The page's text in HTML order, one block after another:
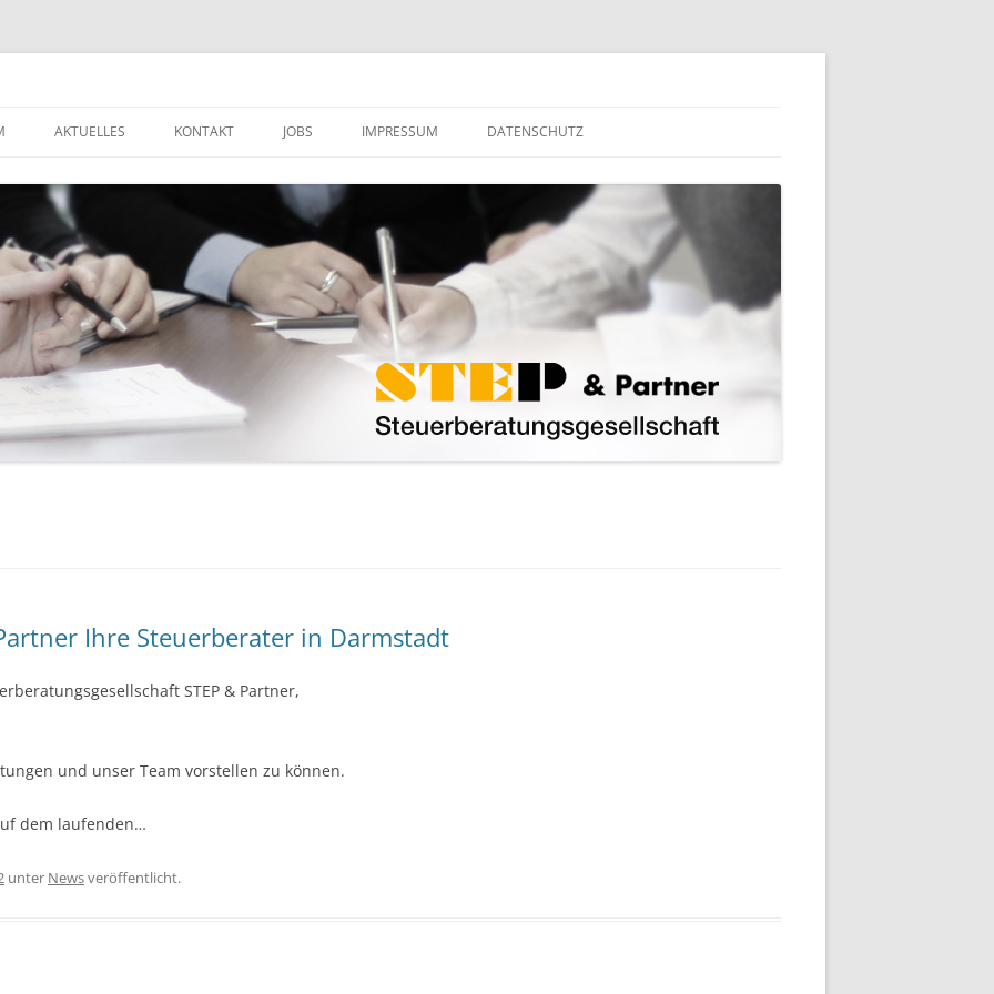
AKTUELLES
DOWNLOADS
KONTAKT JOBS IMPRESSUM DATENSCHUTZ
Ihre Steuerberater in Darmstadt
STEP & Partner,
und unser Team vorstellen zu können.
dem laufenden…
unter Newsveröffentlicht.